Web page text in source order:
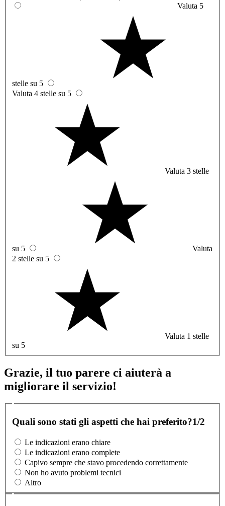
Valuta 5
stelle su 5
Valuta 4 stelle su 5
Valuta 3 stelle
su 5
Valuta
2 stelle su 5
Valuta 1 stelle
su 5
Grazie, il tuo parere ci aiuterà a
migliorare il servizio!
Quali sono stati gli aspetti che hai preferito?1/2
Le indicazioni erano chiare
Le indicazioni erano complete
Capivo sempre che stavo procedendo correttamente
Non ho avuto problemi tecnici
Altro